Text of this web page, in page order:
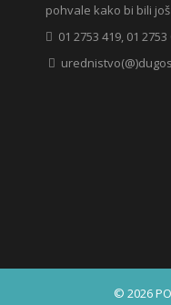
pohvale kako bi bili
01 2753 419, 01 2753
© 2026